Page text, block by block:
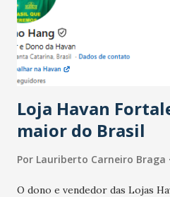
registraram equilíbrio
estabelecimentos no prejuízo
do observado no mês anterior.
novembro. Em relação a
cresceu. De acordo com a
Loja Havan
maior do Brasil
Por Lauriberto Carneiro Braga
O dono e vendedor das Lojas